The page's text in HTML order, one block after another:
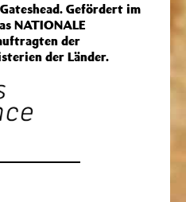
Gefördert im
NATIONALE
der
der Länder.